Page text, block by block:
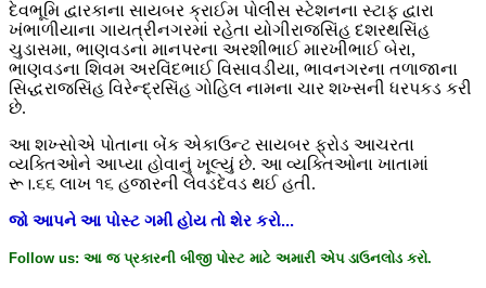
દેવભૂમિ દ્વારકાના સાયબર ક્રાઈમ પોલીસ સ્ટેશનના સ્ટાફ દ્વારા
ખંભાળીયાના ગાયત્રીનગરમાં રહેતા યોગીરાજસિંહ દશરથસિંહ
ચુડાસમા, ભાણવડના માનપરના અરશીભાઈ મારખીભાઈ બેરા,
ભાણવડના શિવમ અરવિંદભાઈ વિસાવડીયા, ભાવનગરના તળાજાના
સિદ્ધરાજસિંહ વિરેન્દ્રસિંહ ગોહિલ નામના ચાર શખ્સની ધરપકડ કરી
છે.
આ શખ્સોએ પોતાના બેંક એકાઉન્ટ સાયબર ફ્રોડ આચરતા
વ્યક્તિઓને આપ્યા હોવાનું ખૂલ્યું છે. આ વ્યક્તિઓના ખાતામાં
રૂ।.૬૬ લાખ ૧૬ હજારની લેવડદેવડ થઈ હતી.
જો આપને આ પોસ્ટ ગમી હોય તો શેર કરો...
Follow us: આ જ પ્રકારની બીજી પોસ્ટ માટે અમારી એપ ડાઉનલોડ કરો.